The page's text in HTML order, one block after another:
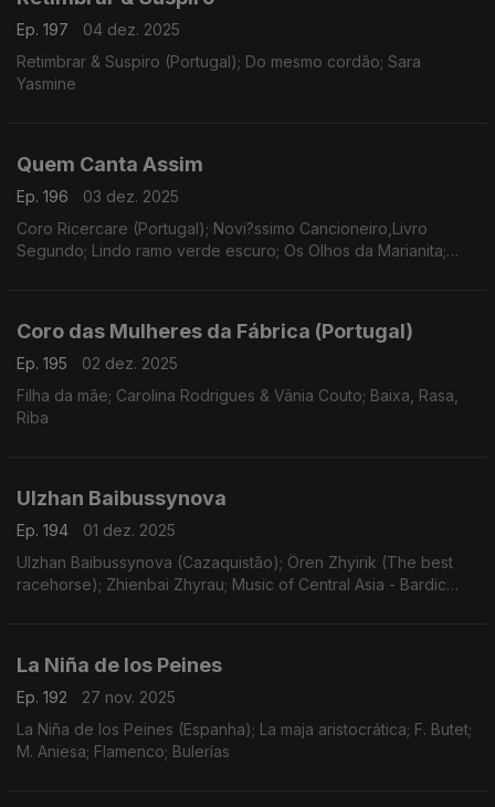
Ep. 197
04 dez. 2025
Retimbrar & Suspiro (Portugal); Do mesmo cordão; Sara
Yasmine
Quem Canta Assim
Ep. 196
03 dez. 2025
Coro Ricercare (Portugal); Novi?ssimo Cancioneiro,Livro
Segundo; Lindo ramo verde escuro; Os Olhos da Marianita;
Coro das Mulheres da Fábrica (Portugal)
Ep. 195
02 dez. 2025
Filha da mãe; Carolina Rodrigues & Vânia Couto; Baixa, Rasa,
Riba
Ulzhan Baibussynova
Ep. 194
01 dez. 2025
Ulzhan Baibussynova (Cazaquistão); Ören Zhyirik (The best
racehorse); Zhienbai Zhyrau; Music of Central Asia - Bardic
La Niña de los Peines
Ep. 192
27 nov. 2025
La Niña de los Peines (Espanha); La maja aristocrática; F. Butet;
M. Aniesa; Flamenco; Bulerías